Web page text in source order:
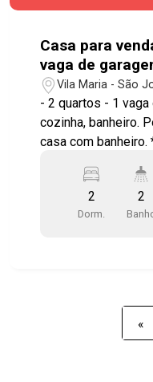
Casa para
vaga de
Vila Maria
Vila Maria - São
- 2 quartos - 1 vaga de
cozinha, banheiro. Ponto comercial na frente da
casa com banheiro. * Aceita imóvel de menor
#imobiliária
#vilamaria
2
Dorm.
2
«